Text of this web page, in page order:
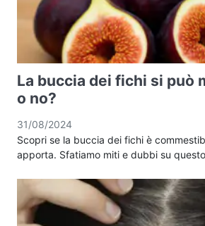
La buccia dei fichi si può
o no?
31/08/2024
Scopri se la buccia dei fichi è
apporta. Sfatiamo miti e dubbi su